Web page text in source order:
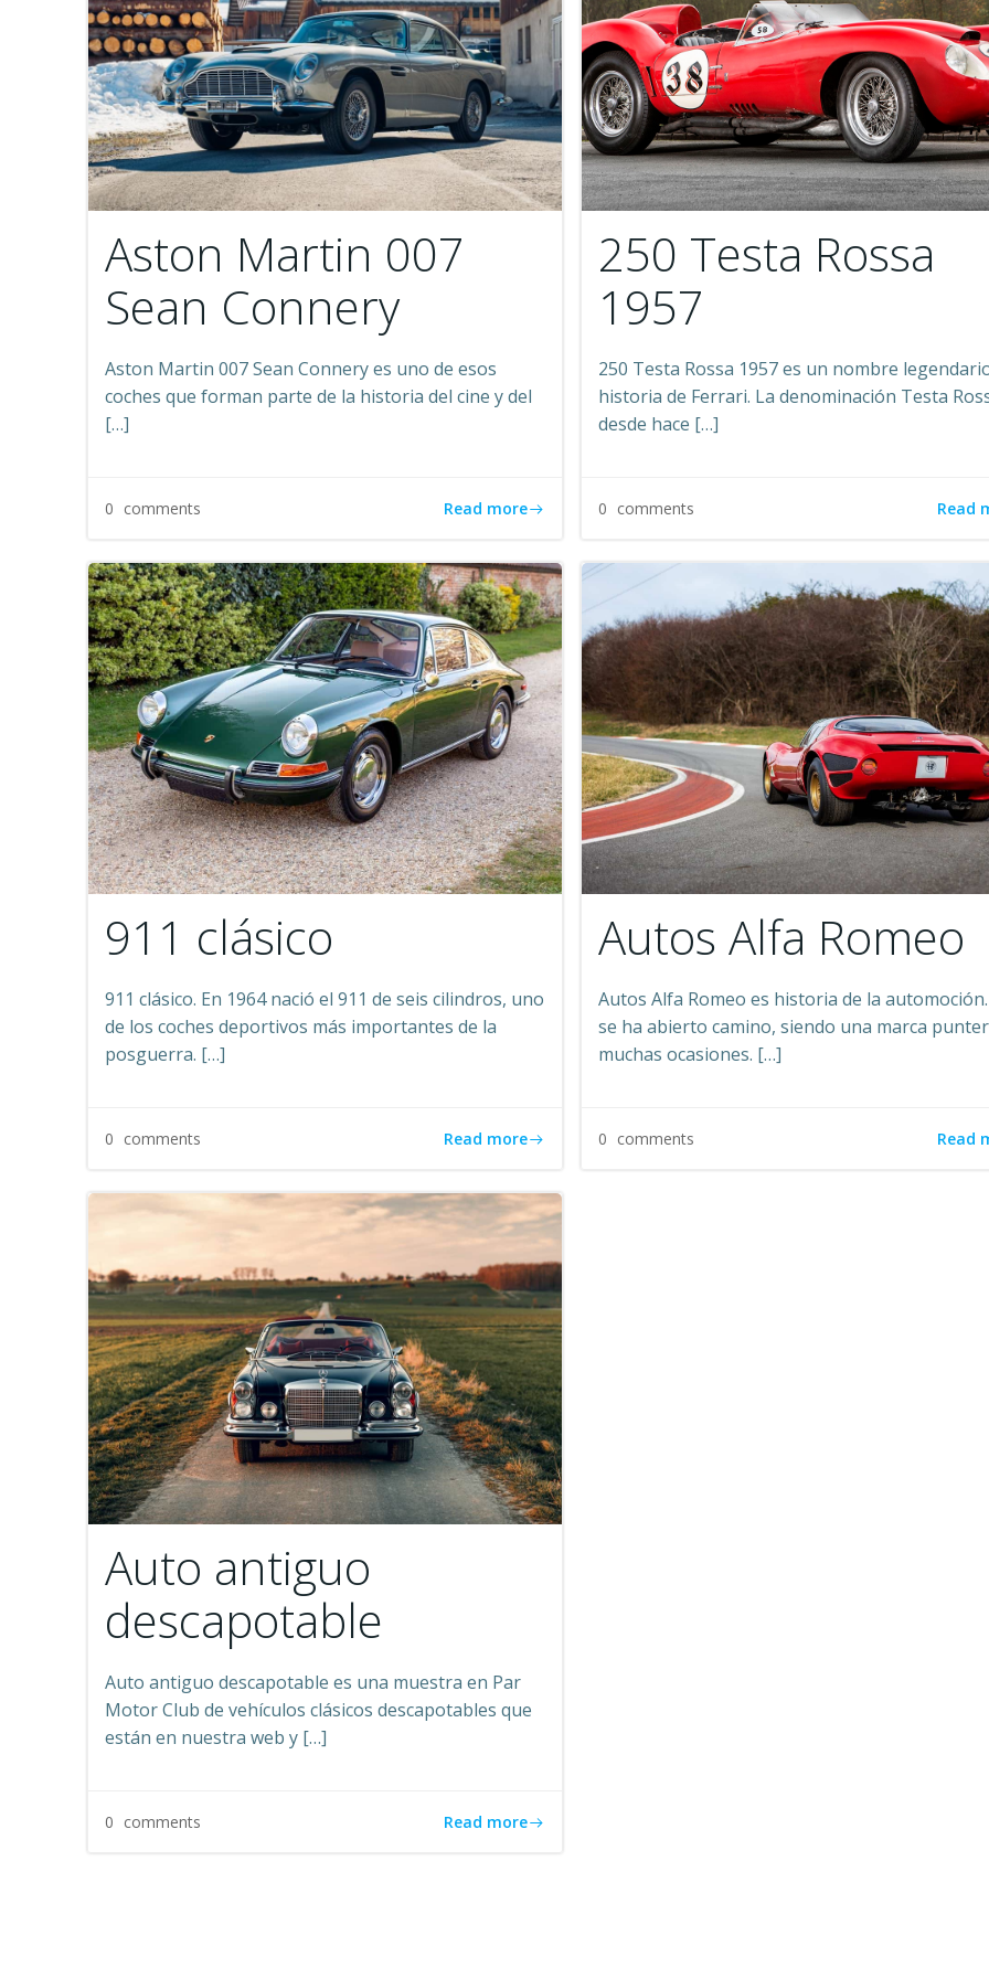
Aston Martin 007
Sean Connery
Aston Martin 007 Sean Connery es uno de esos
coches que forman parte de la historia del cine y del
[…]
0 comments Read more
250 Testa Rossa
1957
250 Testa Rossa 1957 es un nombre
historia de Ferrari. La denominación Testa
desde hace […]
0 comments Read
911 clásico
911 clásico. En 1964 nació el 911 de seis cilindros, uno
de los coches deportivos más importantes de la
posguerra. […]
0 comments Read more
Autos Alfa Romeo
Autos Alfa Romeo es historia de la
se ha abierto camino, siendo una marca
muchas ocasiones. […]
0 comments Read
Auto antiguo
descapotable
Auto antiguo descapotable es una muestra en Par
Motor Club de vehículos clásicos descapotables que
están en nuestra web y […]
0 comments Read more